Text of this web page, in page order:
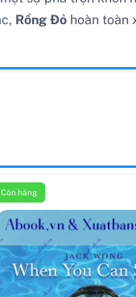
Rồng Đỏhoàn toàn
Còn hàng